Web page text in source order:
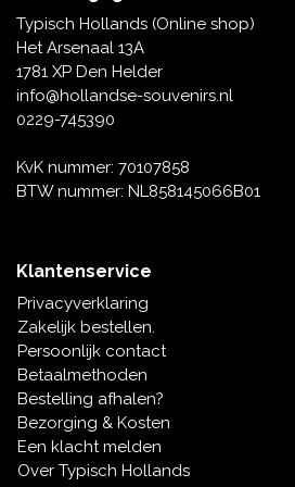
Piet Mondriaan
Maria Sibylla Merian
Jacob Marrel
Fabritius - Het puttertje
Oranje artikelen
Mokken en Pullen
Pillen en Spiegeldoosjes
Theelepels en Schoteltjes
Asbakken
Geschenk-verpakkingen
Fotolijstjes
Opvouwbare Nylon tassen
Toilettassen - Make-up tassen
Rompers en Slabbetjes
Waaiers
Reis - Nekkussens
Delfts blauwe wenskaarten
Delfts blauwe waxinehouders
Delfts blauwe tegels
Delfts blauwe vazen
Delfts blauwe schalen
Delfts blauwe Peper en Zoutstellen
Delfts blauwe servetten
Typisch Hollands (Online shop)
Het Arsenaal 13A
1781 XP Den Helder
info@hollandse-souvenirs.nl
0229-745390
KvK nummer: 70107858
BTW nummer: NL858145066B01
Klantenservice
Privacyverklaring
Zakelijk bestellen.
Persoonlijk contact
Betaalmethoden
Bestelling afhalen?
Bezorging & Kosten
Een klacht melden
Over Typisch Hollands